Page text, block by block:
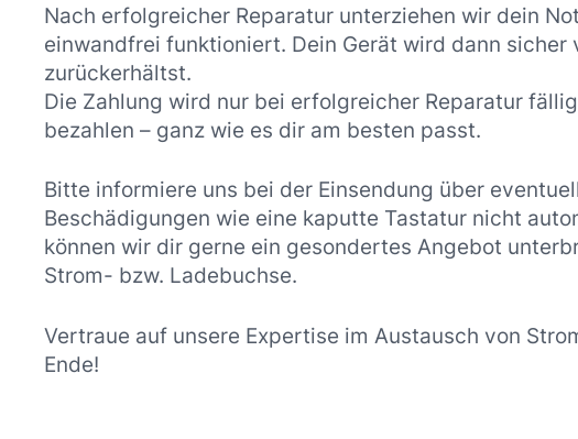
Nach erfolgreicher Reparatur unterziehen wir dein
einwandfrei funktioniert. Dein Gerät wird dann
zurückerhältst.
Die Zahlung wird nur bei erfolgreicher Reparatur
bezahlen – ganz wie es dir am besten passt.
Bitte informiere uns bei der Einsendung über
Beschädigungen wie eine kaputte Tastatur nicht
können wir dir gerne ein gesondertes Angebot
Strom- bzw. Ladebuchse.
Vertraue auf unsere Expertise im Austausch von
Ende!